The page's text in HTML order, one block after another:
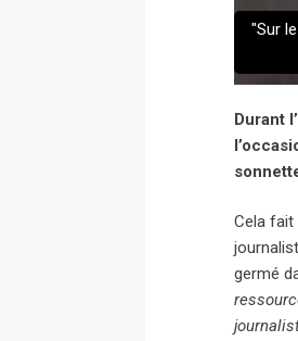
"Sur
Durant
Cela fait
germé